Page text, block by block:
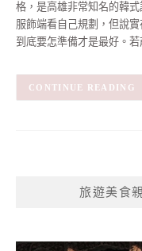
格，是高雄非常知名的韓
服飾端看自己規劃，但說
到底要怎準備才是最好。
CONTINUE READING
旅遊美食